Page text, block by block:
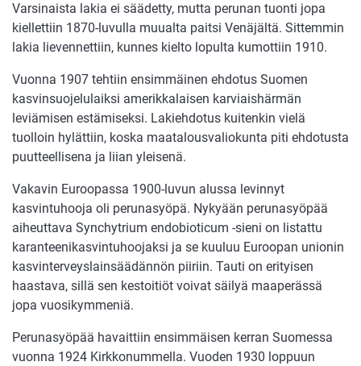
Varsinaista lakia ei säädetty, mutta perunan tuonti jopa
kiellettiin 1870-luvulla muualta paitsi Venäjältä. Sittemmin
lakia lievennettiin, kunnes kielto lopulta kumottiin 1910.
Vuonna 1907 tehtiin ensimmäinen ehdotus Suomen
kasvinsuojelulaiksi amerikkalaisen karviaishärmän
leviämisen estämiseksi. Lakiehdotus kuitenkin vielä
tuolloin hylättiin, koska maatalousvaliokunta piti ehdotusta
puutteellisena ja liian yleisenä.
Vakavin Euroopassa 1900-luvun alussa levinnyt
kasvintuhooja oli perunasyöpä. Nykyään perunasyöpää
aiheuttava Synchytrium endobioticum -sieni on listattu
karanteenikasvintuhoojaksi ja se kuuluu Euroopan unionin
kasvinterveyslainsäädännön piiriin. Tauti on erityisen
haastava, sillä sen kestoitiöt voivat säilyä maaperässä
jopa vuosikymmeniä.
Perunasyöpää havaittiin ensimmäisen kerran Suomessa
vuonna 1924 Kirkkonummella. Vuoden 1930 loppuun